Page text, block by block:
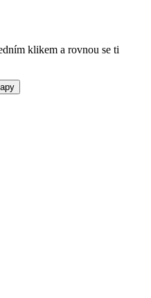
klikem a rovnou se ti